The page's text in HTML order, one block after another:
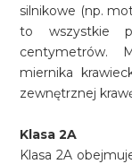
silnikowe (np.
to wszystkie
centymetrów.
miernika
zewnętrznej
Klasa 2A
Klasa 2A